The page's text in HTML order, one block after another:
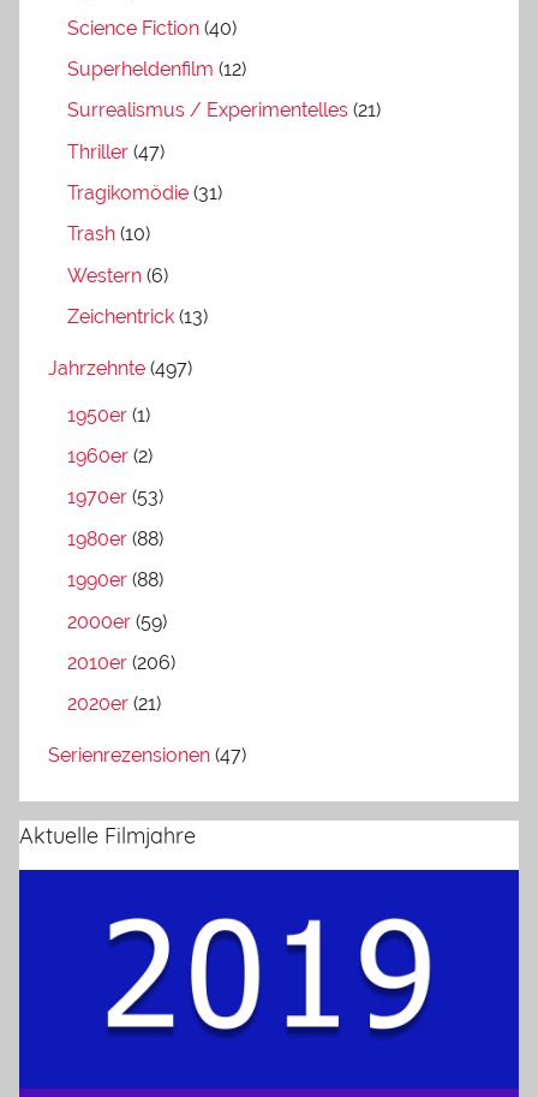
Science Fiction (40)
Superheldenfilm (12)
Surrealismus / Experimentelles (21)
Thriller (47)
Tragikomödie (31)
Trash (10)
Western (6)
Zeichentrick (13)
Jahrzehnte (497)
1950er (1)
1960er (2)
1970er (53)
1980er (88)
1990er (88)
2000er (59)
2010er (206)
2020er (21)
Serienrezensionen (47)
Aktuelle Filmjahre